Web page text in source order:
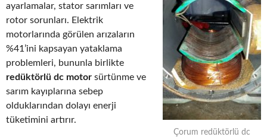
Çorum redüktörlü dc
ayarlamalar, stator sarımları ve
rotor sorunları. Elektrik
motorlarında görülen arızaların
%41’ini kapsayan yataklama
problemleri, bununla birlikte
redüktörlü dc motor sürtünme ve
sarım kayıplarına sebep
olduklarından dolayı enerji
tüketimini artırır.